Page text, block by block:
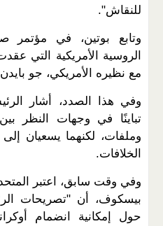
للنقاش".
وتابع بوتين، في مؤتمر
الروسية الأمريكية التي
مع نظيره الأمريكي، جو
وفي هذا الصدد، أشار
تباينًا في وجهات النظر
وملفات، لكنهما يسعيان
الخلافات.
وفي وقت سابق، اعتبر
بيسكوف، أن "تصريحات
حول إمكانية انضمام